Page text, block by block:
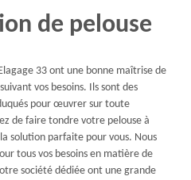
de pelouse
33 ont une bonne maîtrise de
vos besoins. Ils sont des
pour œuvrer sur toute
de faire tondre votre pelouse à
solution parfaite pour vous. Nous
tous vos besoins en matière de
société dédiée ont une grande